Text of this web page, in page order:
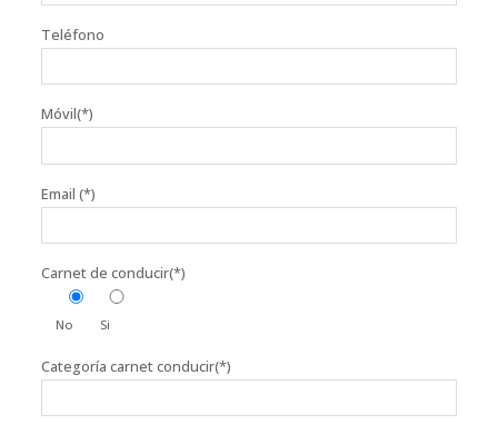
Teléfono
Móvil(*)
Email (*)
Carnet de conducir(*)
No Si
Categoría carnet conducir(*)